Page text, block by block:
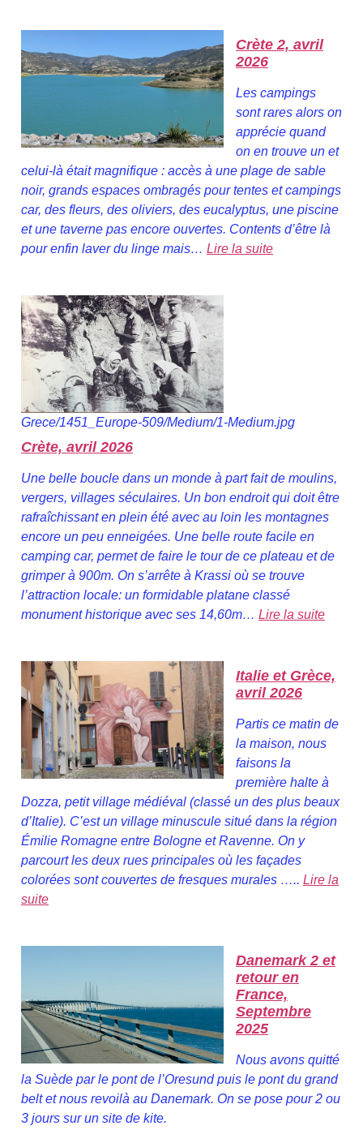
Crète 2, avril
2026
Les campings
sont rares alors on
apprécie quand
on en trouve un et
celui-là était magnifique : accès à une plage de sable
noir, grands espaces ombragés pour tentes et campings
car, des fleurs, des oliviers, des eucalyptus, une piscine
et une taverne pas encore ouvertes. Contents d’être là
pour enfin laver du linge mais… Lire la suite
Grece/1451_Europe-509/Medium/1-Medium.jpg
Crète, avril 2026
Une belle boucle dans un monde à part fait de moulins,
vergers, villages séculaires. Un bon endroit qui doit être
rafraîchissant en plein été avec au loin les montagnes
encore un peu enneigées. Une belle route facile en
camping car, permet de faire le tour de ce plateau et de
grimper à 900m. On s’arrête à Krassi où se trouve
l’attraction locale: un formidable platane classé
monument historique avec ses 14,60m… Lire la suite
Italie et Grèce,
avril 2026
Partis ce matin de
la maison, nous
faisons la
première halte à
Dozza, petit village médiéval (classé un des plus beaux
d’Italie). C’est un village minuscule situé dans la région
Émilie Romagne entre Bologne et Ravenne. On y
parcourt les deux rues principales où les façades
colorées sont couvertes de fresques murales ….. Lire la
suite
Danemark 2 et
retour en
France,
Septembre
2025
Nous avons quitté
la Suède par le pont de l’Oresund puis le pont du grand
belt et nous revoilà au Danemark. On se pose pour 2 ou
3 jours sur un site de kite.